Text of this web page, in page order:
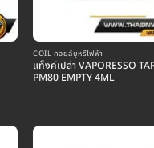
COIL คอยล์บุหรี่ไฟฟ้า
แท็งค์เปล่า VAPORESSO
PM80 EMPTY 4ML